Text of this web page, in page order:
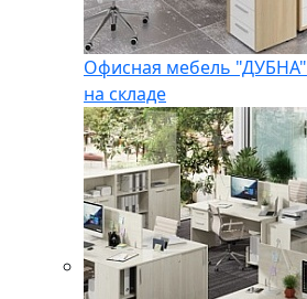
Офисная мебель "ДУБНА"
на складе